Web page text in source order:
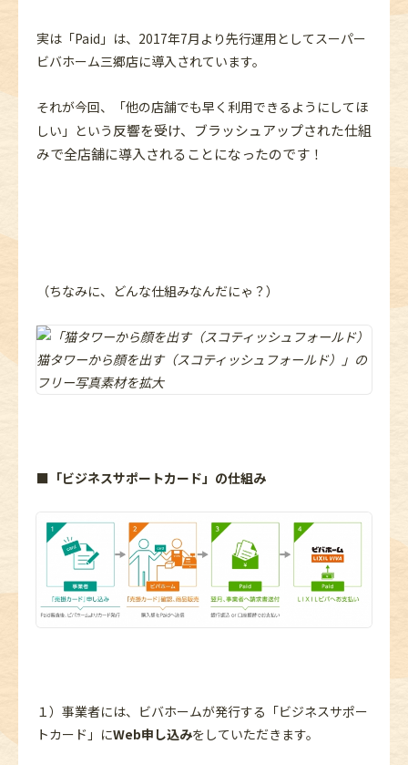
実は「Paid」は、2017年7月より先行運用としてスーパー
ビバホーム三郷店に導入されています。
それが今回、「他の店舗でも早く利用できるようにしてほ
しい」という反響を受け、ブラッシュアップされた仕組
みで全店舗に導入されることになったのです！
（ちなみに、どんな仕組みなんだにゃ？）
■ 「ビジネスサポートカード」の仕組み
１）事業者には、ビバホームが発行する「ビジネスサポー
トカード」にWeb申し込みをしていただきます。